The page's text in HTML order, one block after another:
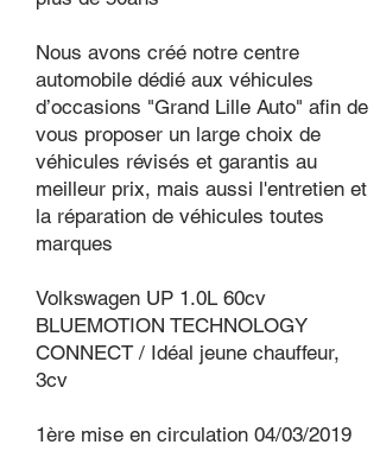
Nous avons créé notre centre
automobile dédié aux véhicules
d’occasions "Grand Lille Auto" afin de
vous proposer un large choix de
véhicules révisés et garantis au
meilleur prix, mais aussi l'entretien et
la réparation de véhicules toutes
marques
Volkswagen UP 1.0L 60cv
BLUEMOTION TECHNOLOGY
CONNECT / Idéal jeune chauffeur,
3cv
1ère mise en circulation 04/03/2019